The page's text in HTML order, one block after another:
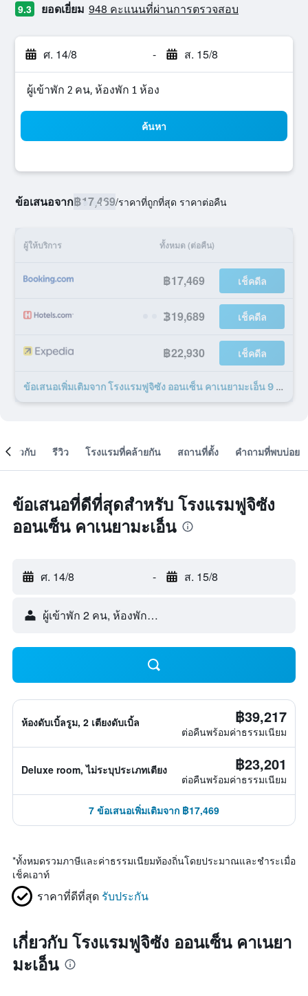
9.3 ยอดเยี่ยม 948 คะแนนที่ผ่านการตรวจสอบ
ศ. 14/8 - ส. 15/8
ผู้เข้าพัก 2 คน, ห้องพัก 1 ห้อง
ค้นหา
ข้อเสนอจาก฿17,469/ราคาที่ถูกที่สุด ราคาต่อคืน
ผู้ให้บริการ ทั้งหมด (ต่อคืน)
฿17,469 เช็คดีล
฿19,689 เช็คดีล
฿22,930 เช็คดีล
ข้อเสนอเพิ่มเติมจาก โรงแรมฟูจิซัง ออนเซ็น คาเนยามะเอ็น 9 รายการ
เกี่ยวกับ รีวิว โรงแรมที่คล้ายกัน สถานที่ตั้ง คำถามที่พบบ่อย
ข้อเสนอที่ดีที่สุดสำหรับ โรงแรมฟูจิซัง
ออนเซ็น คาเนยามะเอ็น
ศ. 14/8 - ส. 15/8
ผู้เข้าพัก 2 คน, ห้องพัก 1 ห้อง
ห้องดับเบิ้ลรูม, 2 เตียงดับเบิ้ล ฿39,217
ต่อคืนพร้อมค่าธรรมเนียม
Deluxe room, ไม่ระบุประเภทเตียง ฿23,201
ต่อคืนพร้อมค่าธรรมเนียม
7 ข้อเสนอเพิ่มเติมจาก ฿17,469
*ทั้งหมดรวมภาษีและค่าธรรมเนียมท้องถิ่นโดยประมาณและชำระเมื่อ
เช็คเอาท์
ราคาที่ดีที่สุด รับประกัน
เกี่ยวกับ โรงแรมฟูจิซัง ออนเซ็น คาเนยา
มะเอ็น